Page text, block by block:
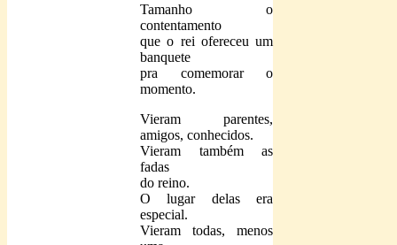
Tamanho o
contentamento
que o rei ofereceu um
banquete
pra comemorar o
momento.
Vieram parentes,
amigos, conhecidos.
Vieram também as
fadas
do reino.
O lugar delas era
especial.
Vieram todas, menos